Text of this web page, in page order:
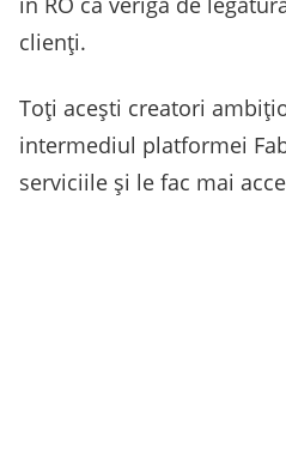
clienți.
Toți acești creatori
intermediul platformei
serviciile și le fac mai